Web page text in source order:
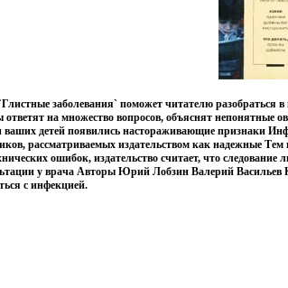
заболевания` поможет читателю разобраться
на множество вопросов, объяснят непонятные
ваших детей появились настораживающие признаки
рассматриваемых издательством как надежные
ошибок, издательство считает, что
у врача Авторы Юрий Лобзин Валерий Васильев
с инфекцией.